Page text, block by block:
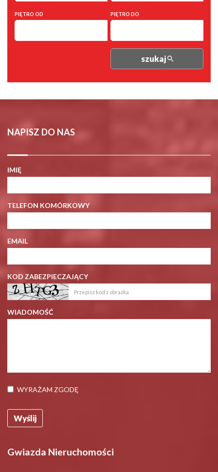
PIĘTRO OD PIĘTRO DO
szukaj
NAPISZ DO NAS
IMIĘ
TELEFON KOMÓRKOWY
EMAIL
KOD ZABEZPIECZAJĄCY
WIADOMOŚĆ
WYRAŻAM ZGODĘ
Gwiazda Nieruchomości